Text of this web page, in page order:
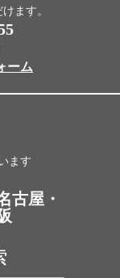
ます。
ーム
ます
古屋・